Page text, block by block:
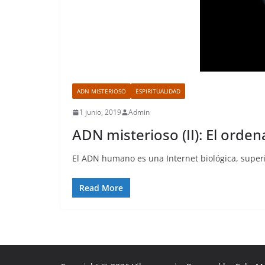
ADN MISTERIOSO ESPIRITUALIDAD
1 junio, 2019 Admin
ADN misterioso (II): El
El ADN humano es una Internet biológica,
Read More